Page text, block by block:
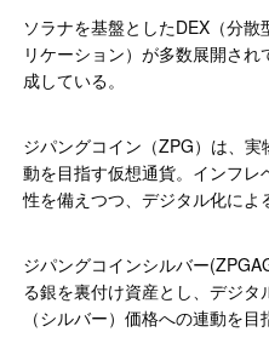
ソラナを基盤としたDEX（分
リケーション）が多数展開さ
成している。
ジパングコイン（ZPG）は、
動を目指す仮想通貨。インフ
性を備えつつ、デジタル化によ
ジパングコインシルバー
る銀を裏付け資産とし、デジ
（シルバー）価格への連動を目